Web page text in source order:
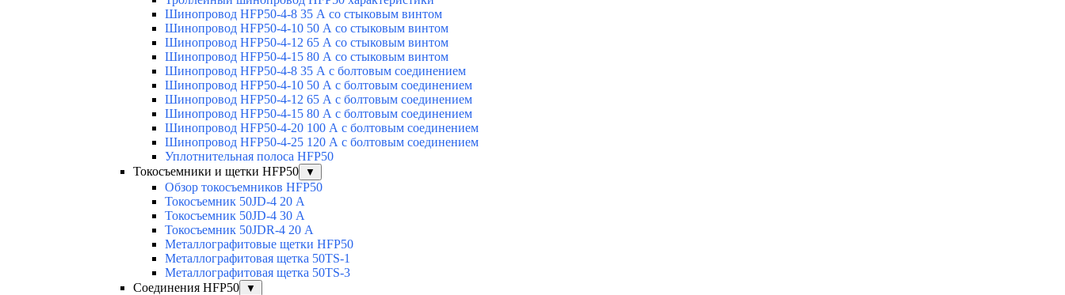
Шинопровод HFP50-4-8 35 А со стыковым винтом
Шинопровод HFP50-4-10 50 А со стыковым винтом
Шинопровод HFP50-4-12 65 А со стыковым винтом
Шинопровод HFP50-4-15 80 А со стыковым винтом
Шинопровод HFP50-4-8 35 А с болтовым соединением
Шинопровод HFP50-4-10 50 А с болтовым соединением
Шинопровод HFP50-4-12 65 А с болтовым соединением
Шинопровод HFP50-4-15 80 А с болтовым соединением
Шинопровод HFP50-4-20 100 А с болтовым соединением
Шинопровод HFP50-4-25 120 А с болтовым соединением
Уплотнительная полоса HFP50
Токосъемники и щетки HFP50
▼
Обзор токосъемников HFP50
Токосъемник 50JD-4 20 А
Токосъемник 50JD-4 30 А
Токосъемник 50JDR-4 20 А
Металлографитовые щетки HFP50
Металлографитовая щетка 50TS-1
Металлографитовая щетка 50TS-3
Соединения HFP50
▼